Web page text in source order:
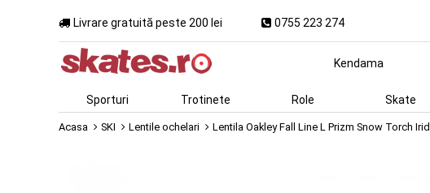
Livrare gratuită peste 200 lei 0755 223 274
Kendama
Sporturi Trotinete Role Skate
Acasa SKI Lentile ochelari Lentila Oakley Fall Line L Prizm Snow Torch